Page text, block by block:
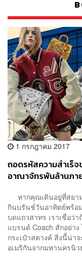
1 กรกฎาคม 2017
ถอดรหัสความสำเร็จ
อาณาจักรพันล้านภา
หากคุณเดินอยู่ที่สยา
กินบรันช์วันอาทิตย์พร้อ
บดแถวสาทร เราเชื่อว่
แบรนด์ Coach สักอย่าง
กระเป๋าสตางค์ สิ่งนี้น่า
อเมริกันจากมหานครนิว